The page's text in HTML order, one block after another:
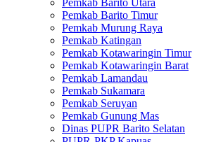
Pemkab Barito Utara
Pemkab Barito Timur
Pemkab Murung Raya
Pemkab Katingan
Pemkab Kotawaringin Timur
Pemkab Kotawaringin Barat
Pemkab Lamandau
Pemkab Sukamara
Pemkab Seruyan
Pemkab Gunung Mas
Dinas PUPR Barito Selatan